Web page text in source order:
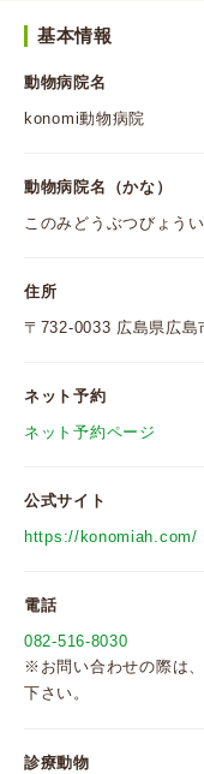
基本情報
動物病院名
konomi動物病院
動物病院名（かな）
このみどうぶつびょう
住所
〒732-0033 広島県広
ネット予約
ネット予約ページ
公式サイト
https://konomiah.com/
電話
082-516-8030
※お問い合わせの際は
下さい。
診療動物